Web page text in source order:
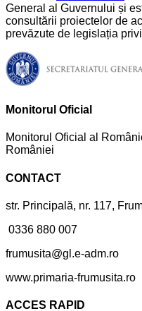
General al Guvernului și
consultării proiectelor de
prevăzute de legislația
Monitorul Oficial
Monitorul Oficial al
României
CONTACT
str. Principală, nr. 117,
0336 880 007
frumusita@gl.e-adm.ro
www.primaria-frumusita.ro
ACCES RAPID